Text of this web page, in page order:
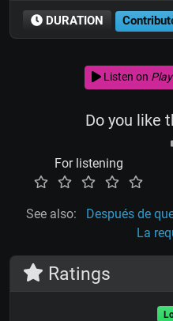
DURATION
Listen on
Do you like
For listening
See also: Después de
La
Ratings